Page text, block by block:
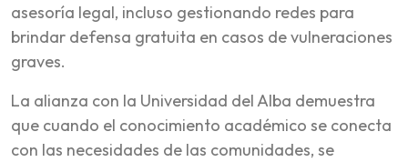
asesoría legal, incluso gestionando redes para
brindar defensa gratuita en casos de vulneraciones
graves.
La alianza con la Universidad del Alba demuestra
que cuando el conocimiento académico se conecta
con las necesidades de las comunidades, se